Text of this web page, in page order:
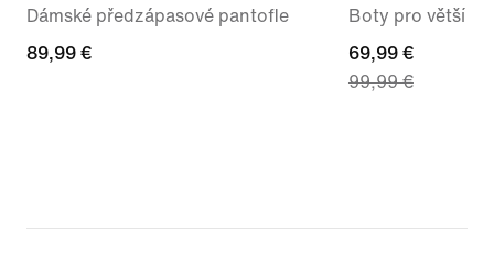
Dámské předzápasové pantofle
89,99 €
89,99 €
Boty pro větší
current
price
69,99 €
99,99 €